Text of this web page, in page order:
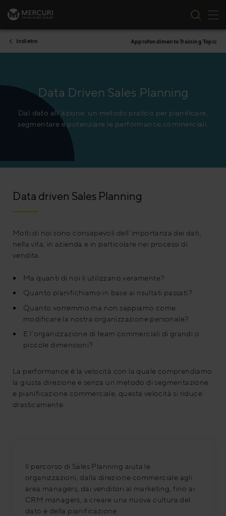
Vai al contenuto
Indietro Approfondimento Training Topic
Data Driven Sales Planning
Dal dato all’azione: un metodo pratico per pianificare,
segmentare e potenziare le performance commerciali.
Data driven Sales Planning
Molti di noi sono consapevoli dell’importanza dei dati,
nella vita, in azienda e in particolare nei processi di
vendita.
Ma quanti di noi li utilizzano veramente?
Quanto pianifichiamo in base ai risultati passati?
Quanto vorremmo ma non sappiamo come
modificare la nostra organizzazione personale?
E l’organizzazione di team commerciali di grandi o
piccole dimensioni?
La performance è la velocità con la quale comprendiamo
la giusta direzione e senza un metodo di segmentazione
e pianificazione commerciale, questa velocità si riduce
drasticamente.
Il percorso di Sales Planning aiuta le
organizzazioni, dalla direzione commerciale agli
area managers, dai venditori al marketing, fino ai
CRM managers, a creare una nuova cultura del
dato e della pianificazione.